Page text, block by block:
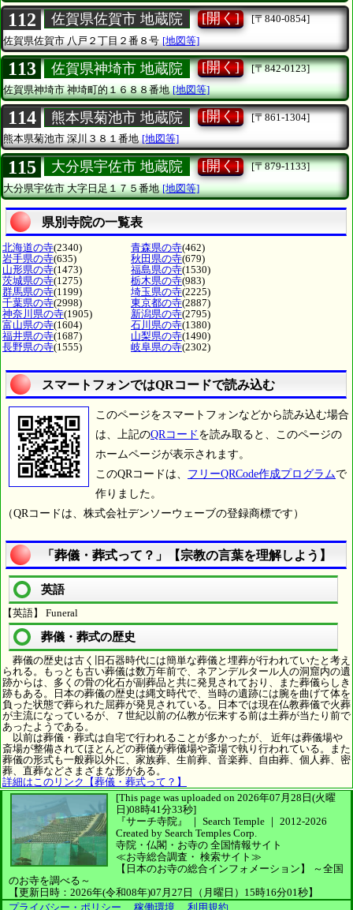
112 佐賀県佐賀市 地蔵院 [開く]
[〒840-0854]
佐賀県佐賀市 八戸２丁目２番８号 [地図等]
113 佐賀県神埼市 地蔵院 [開く]
[〒842-0123]
佐賀県神埼市神埼町的１６８８番地 [地図等]
114 熊本県菊池市 地蔵院 [開く]
[〒861-1304]
熊本県菊池市深川３８１番地 [地図等]
115 大分県宇佐市 地蔵院 [開く]
[〒879-1133]
大分県宇佐市大字日足１７５番地 [地図等]
県別寺院の一覧表
北海道の寺(2340) 青森県の寺(462)
岩手県の寺(635) 秋田県の寺(679)
山形県の寺(1473) 福島県の寺(1530)
茨城県の寺(1275) 栃木県の寺(983)
群馬県の寺(1199) 埼玉県の寺(2225)
千葉県の寺(2998) 東京都の寺(2887)
神奈川県の寺(1905) 新潟県の寺(2795)
富山県の寺(1604) 石川県の寺(1380)
福井県の寺(1687) 山梨県の寺(1490)
長野県の寺(1555) 岐阜県の寺(2302)
スマートフォンではQRコードで読み込む
このページをスマートフォンなどから読み込む場合
は、上記のQRコード を読み取ると、このページの
ホームページが表示されます。
このQRコードは、 フリーQRCode作成プログラムで
作りました。
（QRコードは、株式会社デンソーウェーブの登録商標です）
「葬儀・葬式って？」【宗教の言葉を理解しよう】
英語
【英語】 Funeral
葬儀・葬式の歴史
葬儀の歴史は古く旧石器時代には簡単な葬儀と埋葬が行われていたと考え
られる。もっとも古い葬儀は数万年前で、ネアンデルタール人の洞窟内の遺
跡からは、多くの骨の化石が副葬品と共に発見されており、また葬儀らしき
跡もある。日本の葬儀の歴史は縄文時代で、当時の遺跡には腕を曲げて体を
負った状態で葬られた屈葬が発見されている。日本では現在仏教葬儀で火葬
が主流になっているが、７世紀以前の仏教が伝来する前は土葬が当たり前で
あったようである。
以前は葬儀・葬式は自宅で行われることが多かったが、 近年は葬儀場や
斎場が整備されてほとんどの葬儀が葬儀場や斎場で執り行われている。また
葬儀の形式も一般葬以外に、家族葬、生前葬、音楽葬、自由葬、個人葬、密
葬、直葬などさまざまな形がある。
詳細はこのリンク【葬儀・葬式って？】
[This page was uploaded on 2026年07月28日(火曜
日)08時41分33秒]
『サーチ寺院』 ｜ Search Temple ｜ 2012-2026
Created by Search Temples Corp.
寺院・仏閣・お寺の 全国情報サイト
≪お寺総合調査・ 検索サイト≫
【日本のお寺の総合インフォメーション】
～全国
のお寺を調べる～
【更新日時：2026年(令和08年)07月27日（月曜日）15時16分01秒】
プライバシー・ポリシー
稼働環境 利用規約